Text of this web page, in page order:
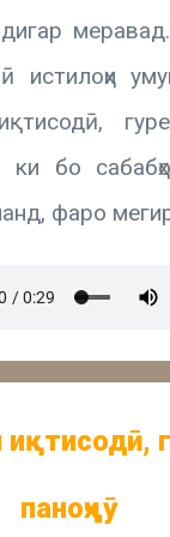
истилоҳи
ки бо
фаро
иқтисодӣ,
паноҳҷӯ